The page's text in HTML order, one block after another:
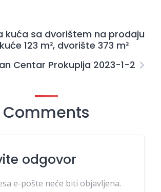
kuća sa dvorištem na prodaju
123 m², dvorište 373 m²
Centar Prokuplja 2023-1-2
Comments
odgovor
e-pošte neće biti objavljena.